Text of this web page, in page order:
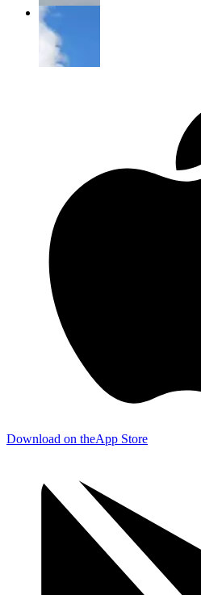
Download on theApp Store